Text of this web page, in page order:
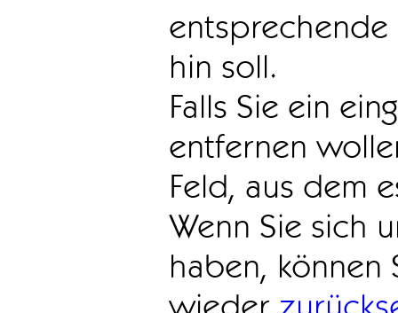
hin soll.
Falls Sie ein
entfernen
Feld, aus dem
Wenn Sie sich
haben, können